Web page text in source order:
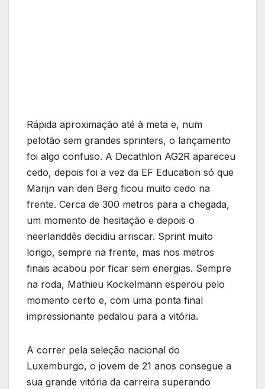
Rápida aproximação até à meta e, num
pelotão sem grandes sprinters, o lançamento
foi algo confuso. A Decathlon AG2R apareceu
cedo, depois foi a vez da EF Education só que
Marijn van den Berg ficou muito cedo na
frente. Cerca de 300 metros para a chegada,
um momento de hesitação e depois o
neerlanddês decidiu arriscar. Sprint muito
longo, sempre na frente, mas nos metros
finais acabou por ficar sem energias. Sempre
na roda, Mathieu Kockelmann esperou pelo
momento certo e, com uma ponta final
impressionante pedalou para a vitória.
A correr pela seleção nacional do
Luxemburgo, o jovem de 21 anos consegue a
sua grande vitória da carreira superando